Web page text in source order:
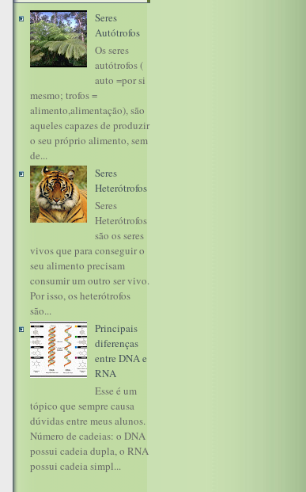
Seres
Autótrofos
Os seres
autótrofos (
auto =por si
mesmo; trofos =
alimento,alimentação), são
aqueles capazes de produzir
o seu próprio alimento, sem
de...
Seres
Heterótrofos
Seres
Heterótrofos
são os seres
vivos que para conseguir o
seu alimento precisam
consumir um outro ser vivo.
Por isso, os heterótrofos
são...
Principais
diferenças
entre DNA e
RNA
Esse é um
tópico que sempre causa
dúvidas entre meus alunos.
Número de cadeias: o DNA
possui cadeia dupla, o RNA
possui cadeia simpl...